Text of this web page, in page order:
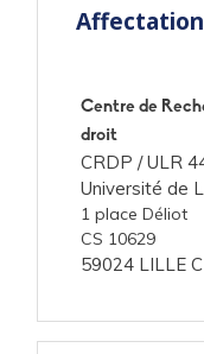
Affectation
Centre de
droit
CRDP /ULR
Université de
1 place Déliot
CS 10629
59024 LILLE